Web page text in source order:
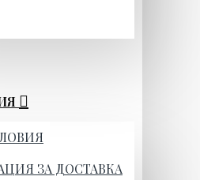
ЗА ДОСТАВКА